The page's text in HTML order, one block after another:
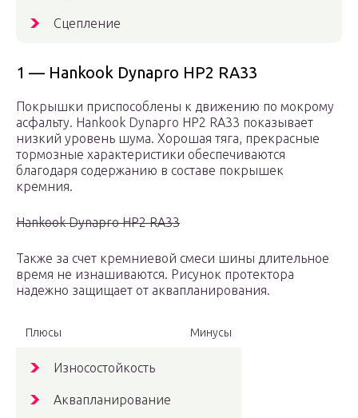
Сцепление
1 — Hankook Dynapro HP2 RA33
Покрышки приспособлены к движению по мокрому
асфальту. Hankook Dynapro HP2 RA33 показывает
низкий уровень шума. Хорошая тяга, прекрасные
тормозные характеристики обеспечиваются
благодаря содержанию в составе покрышек
кремния.
Hankook Dynapro HP2 RA33
Также за счет кремниевой смеси шины длительное
время не изнашиваются. Рисунок протектора
надежно защищает от аквапланирования.
Плюсы Минусы
Износостойкость
Аквапланирование